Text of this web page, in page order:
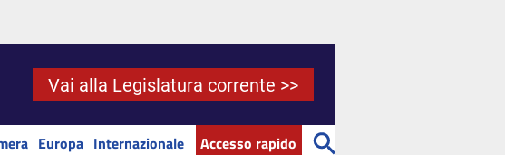
Vai alla Legislatura corrente >>
Europa Internazionale Accesso rapido